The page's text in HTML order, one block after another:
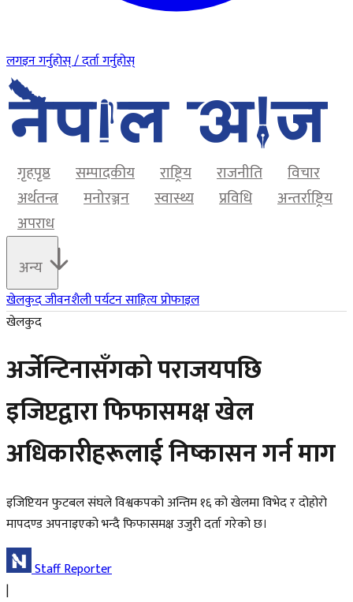
लगइन गर्नुहोस् / दर्ता गर्नुहोस्
गृहपृष्ठ सम्पादकीय राष्ट्रिय राजनीति
विचार
अर्थतन्त्र
मनोरञ्जन स्वास्थ्य प्रविधि
अन्तर्राष्ट्रिय
अपराध
अन्य
खेलकुदजीवनशैलीपर्यटनसाहित्यप्रोफाइल
खेलकुद
अर्जेन्टिनासँगको पराजयपछि
इजिप्टद्वारा फिफासमक्ष खेल
अधिकारीहरूलाई निष्कासन गर्न माग
इजिप्टियन फुटबल संघले विश्वकपको अन्तिम १६ को खेलमा विभेद र दोहोरो
मापदण्ड अपनाइएको भन्दै फिफासमक्ष उजुरी दर्ता गरेको छ।
Staff Reporter
|